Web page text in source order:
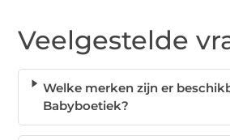
Veelgestelde
Welke merken zijn er
Babyboetiek?